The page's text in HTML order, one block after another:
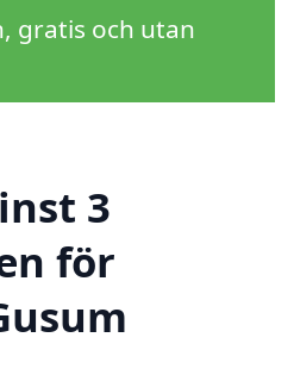
gratis och utan
3
för